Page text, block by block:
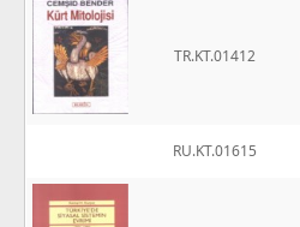
TR.KT.01412
RU.KT.01615